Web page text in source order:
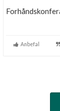
Anbefal